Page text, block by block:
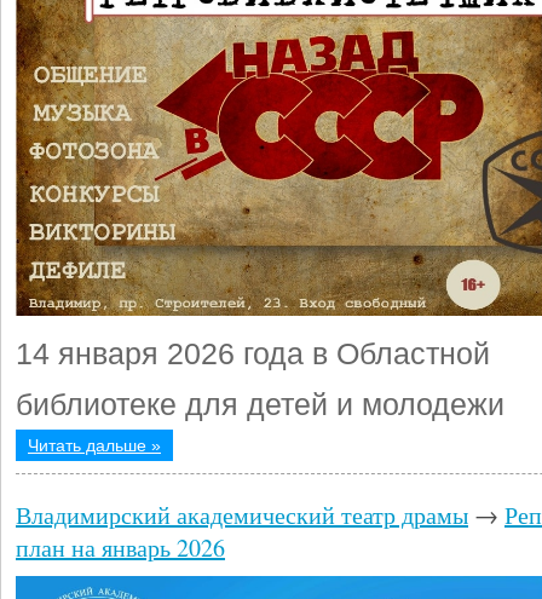
14 января 2026 года в Областной
библиотеке для детей и молодежи
Читать дальше »
Владимирский академический театр драмы →
план на январь 2026